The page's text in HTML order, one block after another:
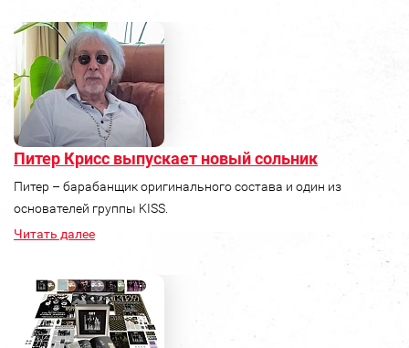
Питер Крисс выпускает новый сольник
Питер – барабанщик оригинального состава и один из
основателей группы KISS.
Читать далее